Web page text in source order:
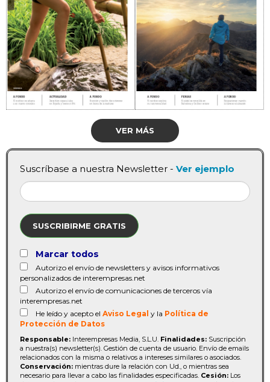
VER MÁS
Suscríbase a nuestra Newsletter - Ver ejemplo
SUSCRIBIRME GRATIS
Marcar todos
Autorizo el envío de newsletters y avisos informativos
personalizados de interempresas.net
Autorizo el envío de comunicaciones de terceros vía
interempresas.net
He leído y acepto el Aviso Legal y la Política de
Protección de Datos
Responsable: Interempresas Media, S.L.U. Finalidades: Suscripción
a nuestra(s) newsletter(s). Gestión de cuenta de usuario. Envío de emails
relacionados con la misma o relativos a intereses similares o asociados.
Conservación: mientras dure la relación con Ud., o mientras sea
necesario para llevar a cabo las finalidades especificadas. Cesión: Los